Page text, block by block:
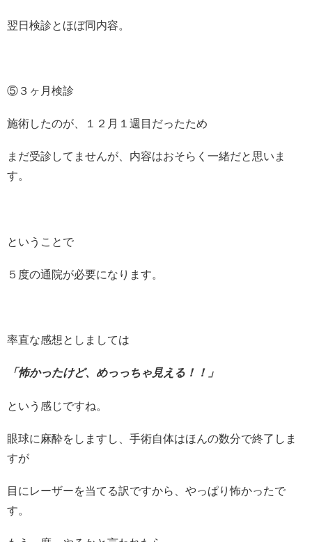
翌日検診とほぼ同内容。
⑤３ヶ月検診
施術したのが、１２月１週目だったため
まだ受診してませんが、内容はおそらく一緒だと思いま
す。
ということで
５度の通院が必要になります。
率直な感想としましては
「怖かったけど、めっっちゃ見える！！」
という感じですね。
眼球に麻酔をしますし、手術自体はほんの数分で終了しま
すが
目にレーザーを当てる訳ですから、やっぱり怖かったで
す。